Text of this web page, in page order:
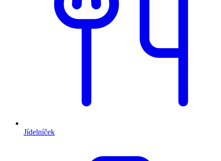
Jídelníček